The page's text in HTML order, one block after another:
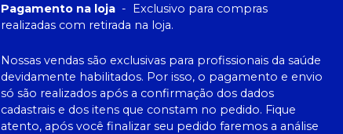
Pagamento na loja - Exclusivo para compras
realizadas com retirada na loja.
Nossas vendas são exclusivas para profissionais da saúde
devidamente habilitados. Por isso, o pagamento e envio
só são realizados após a confirmação dos dados
cadastrais e dos itens que constam no pedido. Fique
atento, após você finalizar seu pedido faremos a análise